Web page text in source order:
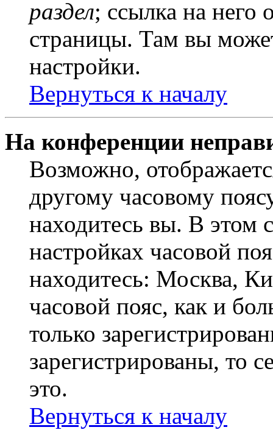
раздел; ссылка на него
страницы. Там вы
настройки.
Вернуться к началу
На конференции
Возможно,
другому часовому
находитесь вы. В этом
настройках часовой
находитесь: Москва,
часовой пояс, как и
только
зарегистрированы, то
это.
Вернуться к началу